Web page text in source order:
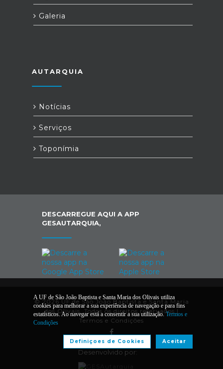
Galeria
AUTARQUIA
Notícias
Serviços
Toponímia
DESCARREGUE AQUI A APP
GESAUTARQUIA,
© 2026 UF de São João Baptista e Santa Maria
dos Olivais. Todos os direitos reservados |
Termos e Condições
Desenvolvido por:
A UF de São João Baptista e Santa Maria dos Olivais utiliza
cookies para melhorar a sua experiência de navegação e para fins
estatísticos. Ao navegar está a consentir a sua utilização.Termos e
Condições
Aceitar
Definiçoes de Cookies